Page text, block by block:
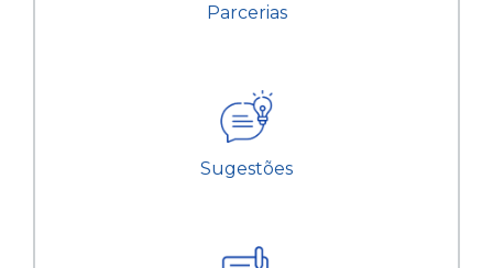
Parcerias
Sugestões